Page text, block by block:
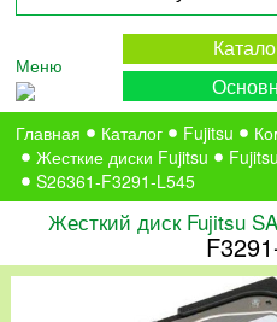
Меню
Главная Каталог Fujitsu
Жесткие диски Fujitsu
S26361-F3291-L545
Жесткий диск Fujitsu